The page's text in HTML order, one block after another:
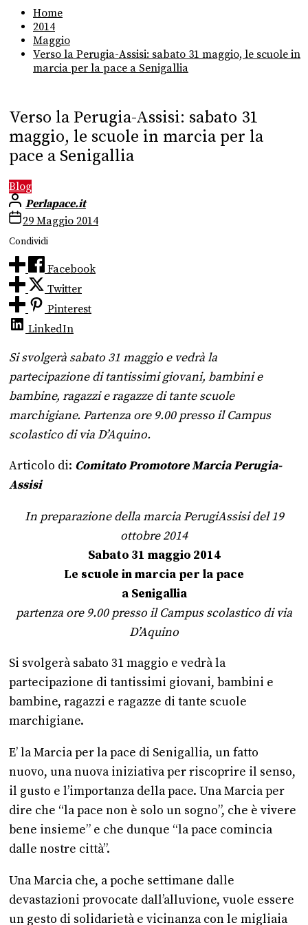
Home
2014
Maggio
Verso la Perugia-Assisi: sabato 31 maggio, le scuole in
marcia per la pace a Senigallia
Verso la Perugia-Assisi: sabato 31
maggio, le scuole in marcia per la
pace a Senigallia
Blog
Perlapace.it
29 Maggio 2014
Condividi
Facebook
Twitter
Pinterest
LinkedIn
Si svolgerà sabato 31 maggio e vedrà la
partecipazione di tantissimi giovani, bambini e
bambine, ragazzi e ragazze di tante scuole
marchigiane. Partenza ore 9.00 presso il Campus
scolastico di via D’Aquino.
Articolo di: Comitato Promotore Marcia Perugia-
Assisi
In preparazione della marcia PerugiAssisi del 19
ottobre 2014
Sabato 31 maggio 2014
Le scuole in marcia per la pace
a Senigallia
partenza ore 9.00 presso il Campus scolastico di via
D’Aquino
Si svolgerà sabato 31 maggio e vedrà la
partecipazione di tantissimi giovani, bambini e
bambine, ragazzi e ragazze di tante scuole
marchigiane.
E’ la Marcia per la pace di Senigallia, un fatto
nuovo, una nuova iniziativa per riscoprire il senso,
il gusto e l’importanza della pace. Una Marcia per
dire che “la pace non è solo un sogno”, che è vivere
bene insieme” e che dunque “la pace comincia
dalle nostre città”.
Una Marcia che, a poche settimane dalle
devastazioni provocate dall’alluvione, vuole essere
un gesto di solidarietà e vicinanza con le migliaia